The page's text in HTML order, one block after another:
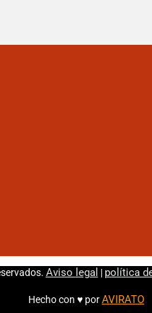
Aviso legal | política
Hecho con ♥ porAVIRATO